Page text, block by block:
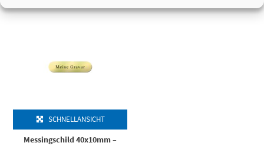
SCHNELLANSICHT
Messingschild 40x10mm –